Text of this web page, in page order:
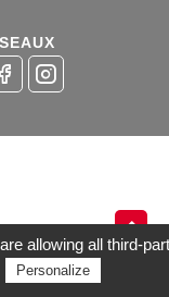
LOCATION
allowing all third-
Personalize